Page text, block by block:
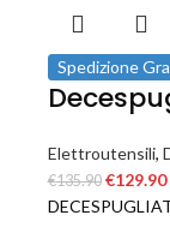
Spedizione
Elettroutensili,
€135.90 €129.90